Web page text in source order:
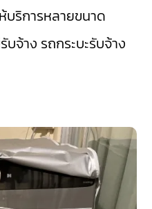
บริการหลายขนาด
จ้าง รถกระบะรับจ้าง